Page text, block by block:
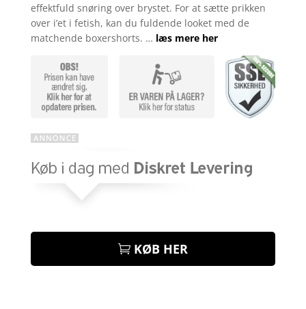
effektfuld snøring over brystet. For at sætte prikken
over i’et i fetish, kan du fuldende looket med de
matchende boxershorts. … læs mere her
KØB HER